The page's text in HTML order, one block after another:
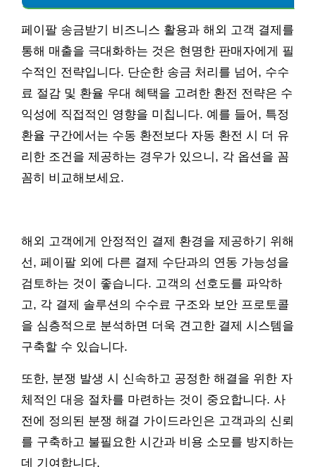
페이팔 송금받기 비즈니스 활용과 해외 고객 결제를
통해 매출을 극대화하는 것은 현명한 판매자에게 필
수적인 전략입니다. 단순한 송금 처리를 넘어, 수수
료 절감 및 환율 우대 혜택을 고려한 환전 전략은 수
익성에 직접적인 영향을 미칩니다. 예를 들어, 특정
환율 구간에서는 수동 환전보다 자동 환전 시 더 유
리한 조건을 제공하는 경우가 있으니, 각 옵션을 꼼
꼼히 비교해보세요.
해외 고객에게 안정적인 결제 환경을 제공하기 위해
선, 페이팔 외에 다른 결제 수단과의 연동 가능성을
검토하는 것이 좋습니다. 고객의 선호도를 파악하
고, 각 결제 솔루션의 수수료 구조와 보안 프로토콜
을 심층적으로 분석하면 더욱 견고한 결제 시스템을
구축할 수 있습니다.
또한, 분쟁 발생 시 신속하고 공정한 해결을 위한 자
체적인 대응 절차를 마련하는 것이 중요합니다. 사
전에 정의된 분쟁 해결 가이드라인은 고객과의 신뢰
를 구축하고 불필요한 시간과 비용 소모를 방지하는
데 기여합니다.